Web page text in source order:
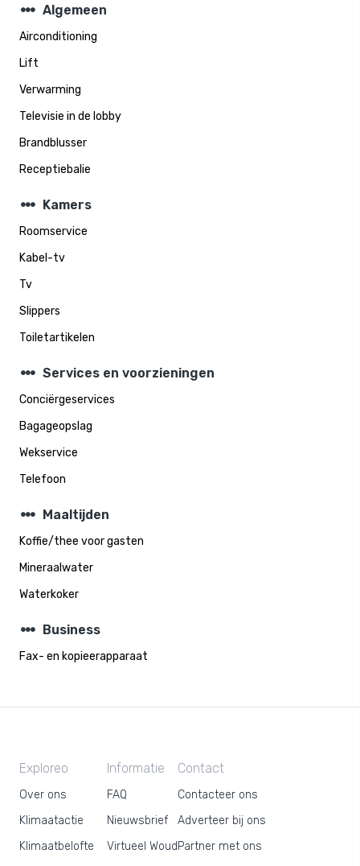
steppers Algemeen
Airconditioning
Lift
Verwarming
Televisie in de lobby
Brandblusser
Receptiebalie
steppers Kamers
Roomservice
Kabel-tv
Tv
Slippers
Toiletartikelen
steppers Services en voorzieningen
Conciërgeservices
Bagageopslag
Wekservice
Telefoon
steppers Maaltijden
Koffie/thee voor gasten
Mineraalwater
Waterkoker
steppers Business
Fax- en kopieerapparaat
Exploreo
Over ons
Klimaatactie
Klimaatbelofte
Informatie
FAQ
Nieuwsbrief
Virtueel Woud
Contact
Contacteer ons
Adverteer bij ons
Partner met ons